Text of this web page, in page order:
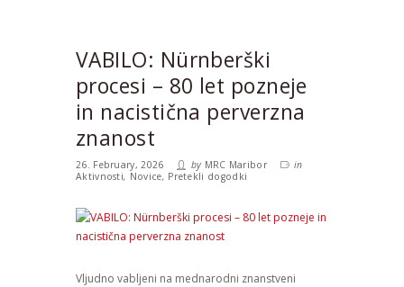
VABILO: Nürnberški
procesi – 80 let pozneje
in nacistična perverzna
znanost
26. February, 2026 by MRC Maribor
in
Aktivnosti, Novice, Pretekli dogodki
Vljudno vabljeni na mednarodni znanstveni